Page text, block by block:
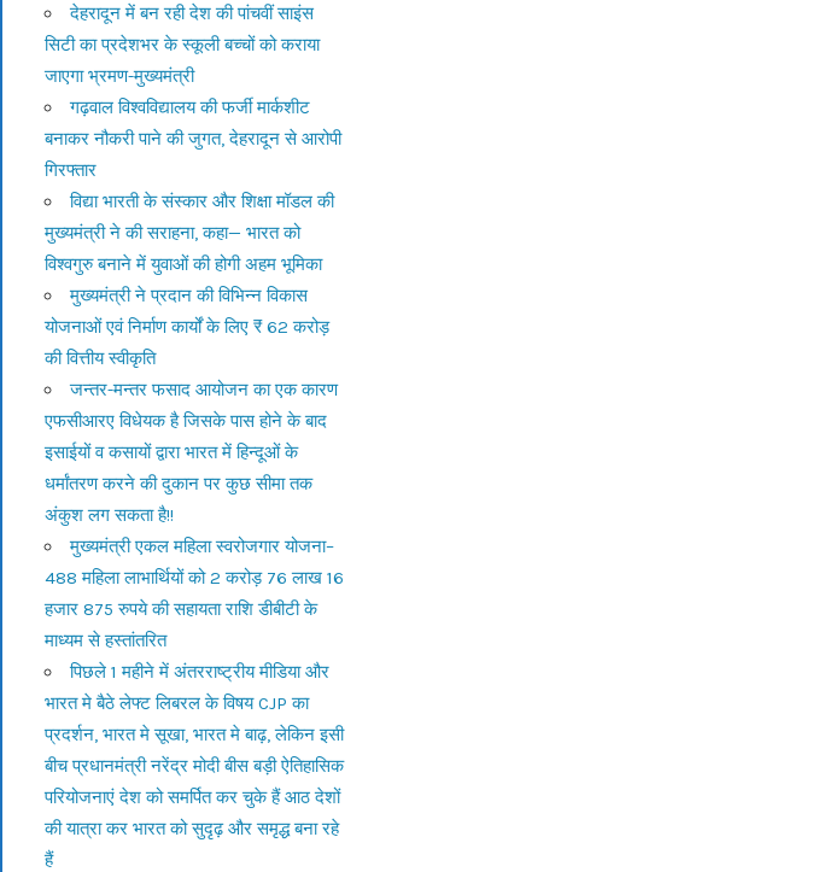
देहरादून में बन रही देश की पांचवीं साइंस
सिटी का प्रदेशभर के स्कूली बच्चों को कराया
जाएगा भ्रमण-मुख्यमंत्री
गढ़वाल विश्वविद्यालय की फर्जी मार्कशीट
बनाकर नौकरी पाने की जुगत, देहरादून से आरोपी
गिरफ्तार
विद्या भारती के संस्कार और शिक्षा मॉडल की
मुख्यमंत्री ने की सराहना, कहा— भारत को
विश्वगुरु बनाने में युवाओं की होगी अहम भूमिका
मुख्यमंत्री ने प्रदान की विभिन्न विकास
योजनाओं एवं निर्माण कार्यों के लिए ₹ 62 करोड़
की वित्तीय स्वीकृति
जन्तर-मन्तर फसाद आयोजन का एक कारण
एफसीआरए विधेयक है जिसके पास होने के बाद
इसाईयों व कसायों द्वारा भारत में हिन्दूओं के
धर्मांतरण करने की दुकान पर कुछ सीमा तक
अंकुश लग सकता है!!
मुख्यमंत्री एकल महिला स्वरोजगार योजना–
488 महिला लाभार्थियों को 2 करोड़ 76 लाख 16
हजार 875 रुपये की सहायता राशि डीबीटी के
माध्यम से हस्तांतरित
पिछले 1 महीने में अंतरराष्ट्रीय मीडिया और
भारत मे बैठे लेफ्ट लिबरल के विषय CJP का
प्रदर्शन, भारत मे सूखा, भारत मे बाढ़, लेकिन इसी
बीच प्रधानमंत्री नरेंद्र मोदी बीस बड़ी ऐतिहासिक
परियोजनाएं देश को समर्पित कर चुके हैं आठ देशों
की यात्रा कर भारत को सुदृढ़ और समृद्ध बना रहे
हैं